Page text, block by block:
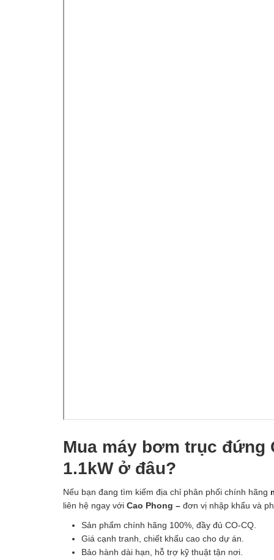
Mua máy bơm trục đứng
1.1kW ở đâu?
Nếu bạn đang tìm kiếm địa chỉ phân phối chính hãng
liên hệ ngay với Cao Phong – đơn vị nhập khẩu và
Sản phẩm chính hãng 100%, đầy đủ CO-CQ.
Giá cạnh tranh, chiết khấu cao cho dự án.
Bảo hành dài hạn, hỗ trợ kỹ thuật tận nơi.